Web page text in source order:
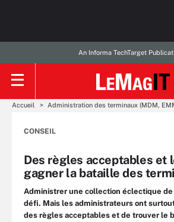
An Informa TechTarget
Accueil Administration des terminaux (MDM,
CONSEIL
Des règles acceptables et
gagner la bataille des
Administrer une collection éclectique
défi. Mais les administrateurs ont
des règles acceptables et de trouver le